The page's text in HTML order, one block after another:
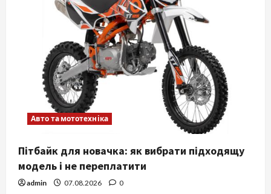
Авто та мототехніка
Пітбайк для новачка: як вибрати підходящу
модель і не переплатити
admin 07.08.2026 0